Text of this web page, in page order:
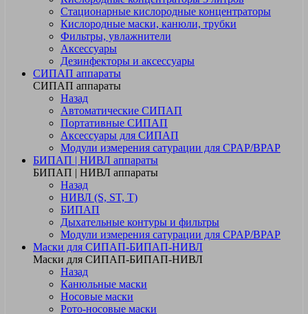
Стационарные кислородные концентраторы
Кислородные маски, канюли, трубки
Фильтры, увлажнители
Аксессуары
Дезинфекторы и аксессуары
СИПАП аппараты
СИПАП аппараты
Назад
Автоматические СИПАП
Портативные СИПАП
Аксессуары для СИПАП
Модули измерения сатурации для CPAP/BPAP
БИПАП | НИВЛ аппараты
БИПАП | НИВЛ аппараты
Назад
НИВЛ (S, ST, T)
БИПАП
Дыхательные контуры и фильтры
Модули измерения сатурации для CPAP/BPAP
Маски для СИПАП-БИПАП-НИВЛ
Маски для СИПАП-БИПАП-НИВЛ
Назад
Канюльные маски
Носовые маски
Рото-носовые маски